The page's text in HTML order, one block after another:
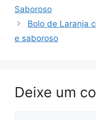
Saboroso
Bolo de Laranja
e saboroso
Deixe um